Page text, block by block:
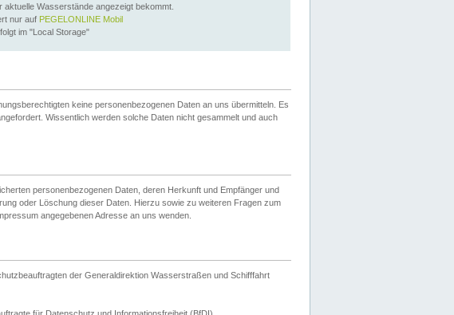
aktuelle Wasserstände angezeigt bekommt.
nur auf PEGELONLINE Mobil
im "Local Storage"
keine personenbezogenen Daten an uns übermitteln. Es
Wissentlich werden solche Daten nicht gesammelt und auch
personenbezogenen Daten, deren Herkunft und Empfänger und
oder Löschung dieser Daten. Hierzu sowie zu weiteren Fragen zum
angegebenen Adresse an uns wenden.
der Generaldirektion Wasserstraßen und Schifffahrt